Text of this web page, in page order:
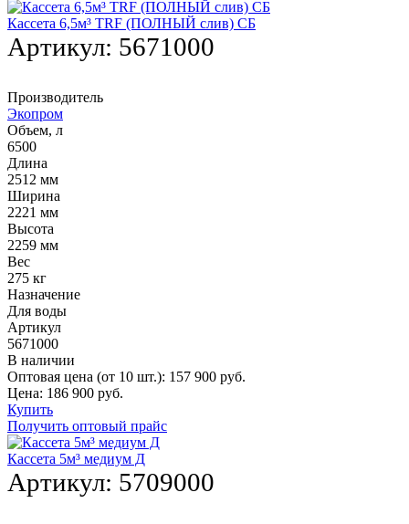
Кассета 6,5м³ TRF (ПОЛНЫЙ слив) СБ
Артикул: 5671000
Производитель
Экопром
Объем, л
6500
Длина
2512 мм
Ширина
2221 мм
Высота
2259 мм
Вес
275 кг
Назначение
Для воды
Артикул
5671000
В наличии
Оптовая цена (от 10 шт.): 157 900 руб.
Цена: 186 900 руб.
Купить
Получить оптовый прайс
Кассета 5м³ медиум Д
Артикул: 5709000